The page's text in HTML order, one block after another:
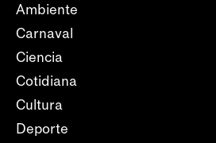
Ambiente
Carnaval
Ciencia
Cotidiana
Cultura
Deporte